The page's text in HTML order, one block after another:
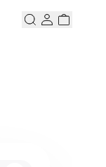
PretražiKorisnicki